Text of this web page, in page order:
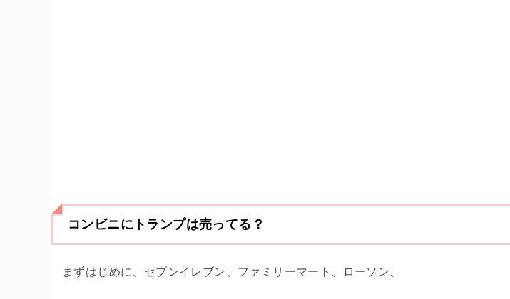
コンビニにトランプは売ってる？
まずはじめに、セブンイレブン、ファミリーマート、ローソン、